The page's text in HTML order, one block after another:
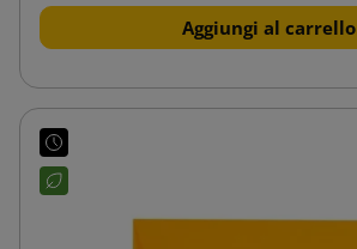
Aggiungi al carrello